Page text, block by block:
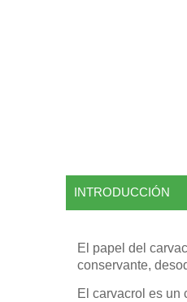
INTRODUCCIÓN
El papel del
conservante,
El carvacrol es un